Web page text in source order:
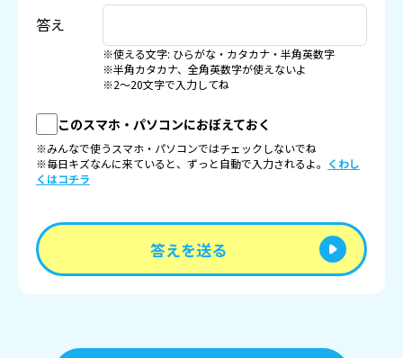
答え
※使える文字: ひらがな・カタカナ・半角英数字
※半角カタカナ、全角英数字が使えないよ
※2〜20文字で入力してね
このスマホ・パソコンにおぼえておく
※みんなで使うスマホ・パソコンではチェックしないでね
※毎日キズなんに来ていると、ずっと自動で入力されるよ。 くわし
くはコチラ
答えを送る